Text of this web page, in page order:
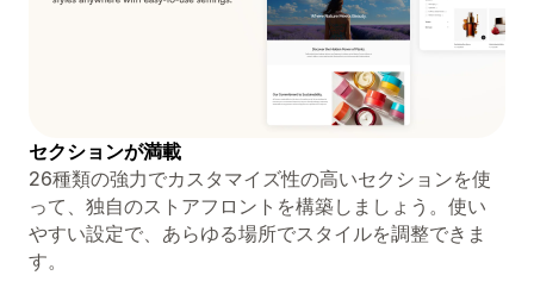
セクションが満載
26種類の強力でカスタマイズ性の高いセクションを使
って、独自のストアフロントを構築しましょう。使い
やすい設定で、あらゆる場所でスタイルを調整できま
す。